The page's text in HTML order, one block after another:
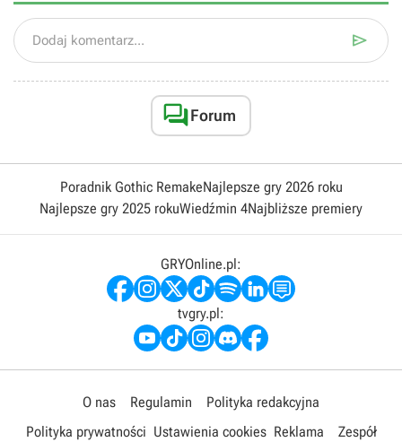
Dodaj komentarz... 
Forum
Poradnik Gothic RemakeNajlepsze gry 2026 roku
Najlepsze gry 2025 rokuWiedźmin 4Najbliższe premiery
GRYOnline.pl:
tvgry.pl:
O nas Regulamin
Polityka redakcyjna
Polityka prywatności Ustawienia cookies Reklama Zespół